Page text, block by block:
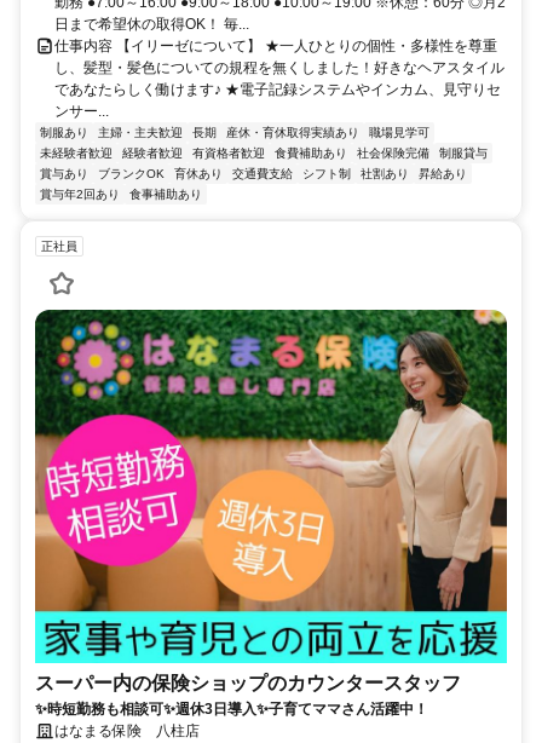
日まで希望休の取得OK！ 毎...
仕事内容 【イリーゼについて】 ★一人ひとりの個性・多様性を尊重
し、髪型・髪色についての規程を無くしました！好きなヘアスタイル
であなたらしく働けます♪ ★電子記録システムやインカム、見守りセ
ンサー...
制服あり 主婦・主夫歓迎 長期 産休・育休取得実績あり
職場見学可
未経験者歓迎
経験者歓迎 有資格者歓迎 食費補助あり 社会保険完備
制服貸与
賞与あり
ブランクOK 育休あり 交通費支給 シフト制 社割あり
昇給あり
賞与年2回あり
食事補助あり
正社員
スーパー内の保険ショップのカウンタースタッフ
✨時短勤務も相談可✨週休3日導入✨子育てママさん活躍中！
はなまる保険 八柱店